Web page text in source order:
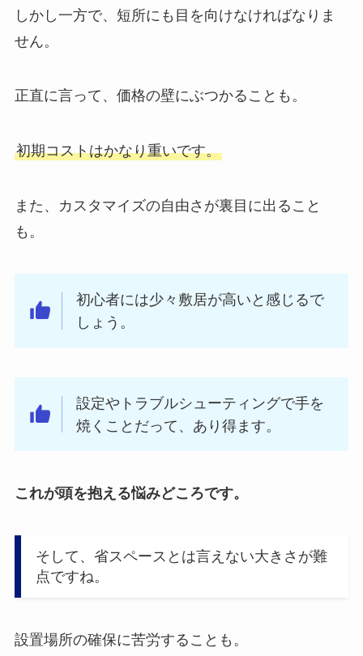
しかし一方で、短所にも目を向けなければなりま
せん。
正直に言って、価格の壁にぶつかることも。
初期コストはかなり重いです。
また、カスタマイズの自由さが裏目に出ること
も。
初心者には少々敷居が高いと感じるで
しょう。
設定やトラブルシューティングで手を
焼くことだって、あり得ます。
これが頭を抱える悩みどころです。
そして、省スペースとは言えない大きさが難
点ですね。
設置場所の確保に苦労することも。